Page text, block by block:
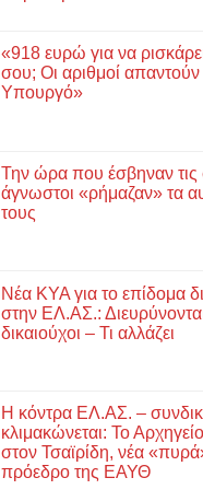
«918 ευρώ για να
σου; Οι αριθμοί
Υπουργό»
Την ώρα που έσβηναν τις
άγνωστοι «ρήμαζαν» τα
τους
Νέα ΚΥΑ για το επίδομα
στην ΕΛ.ΑΣ.:
δικαιούχοι – Τι αλλάζει
Η κόντρα ΕΛ.ΑΣ. –
κλιμακώνεται: Το
στον Τσαϊρίδη, νέα
πρόεδρο της ΕΑΥΘ